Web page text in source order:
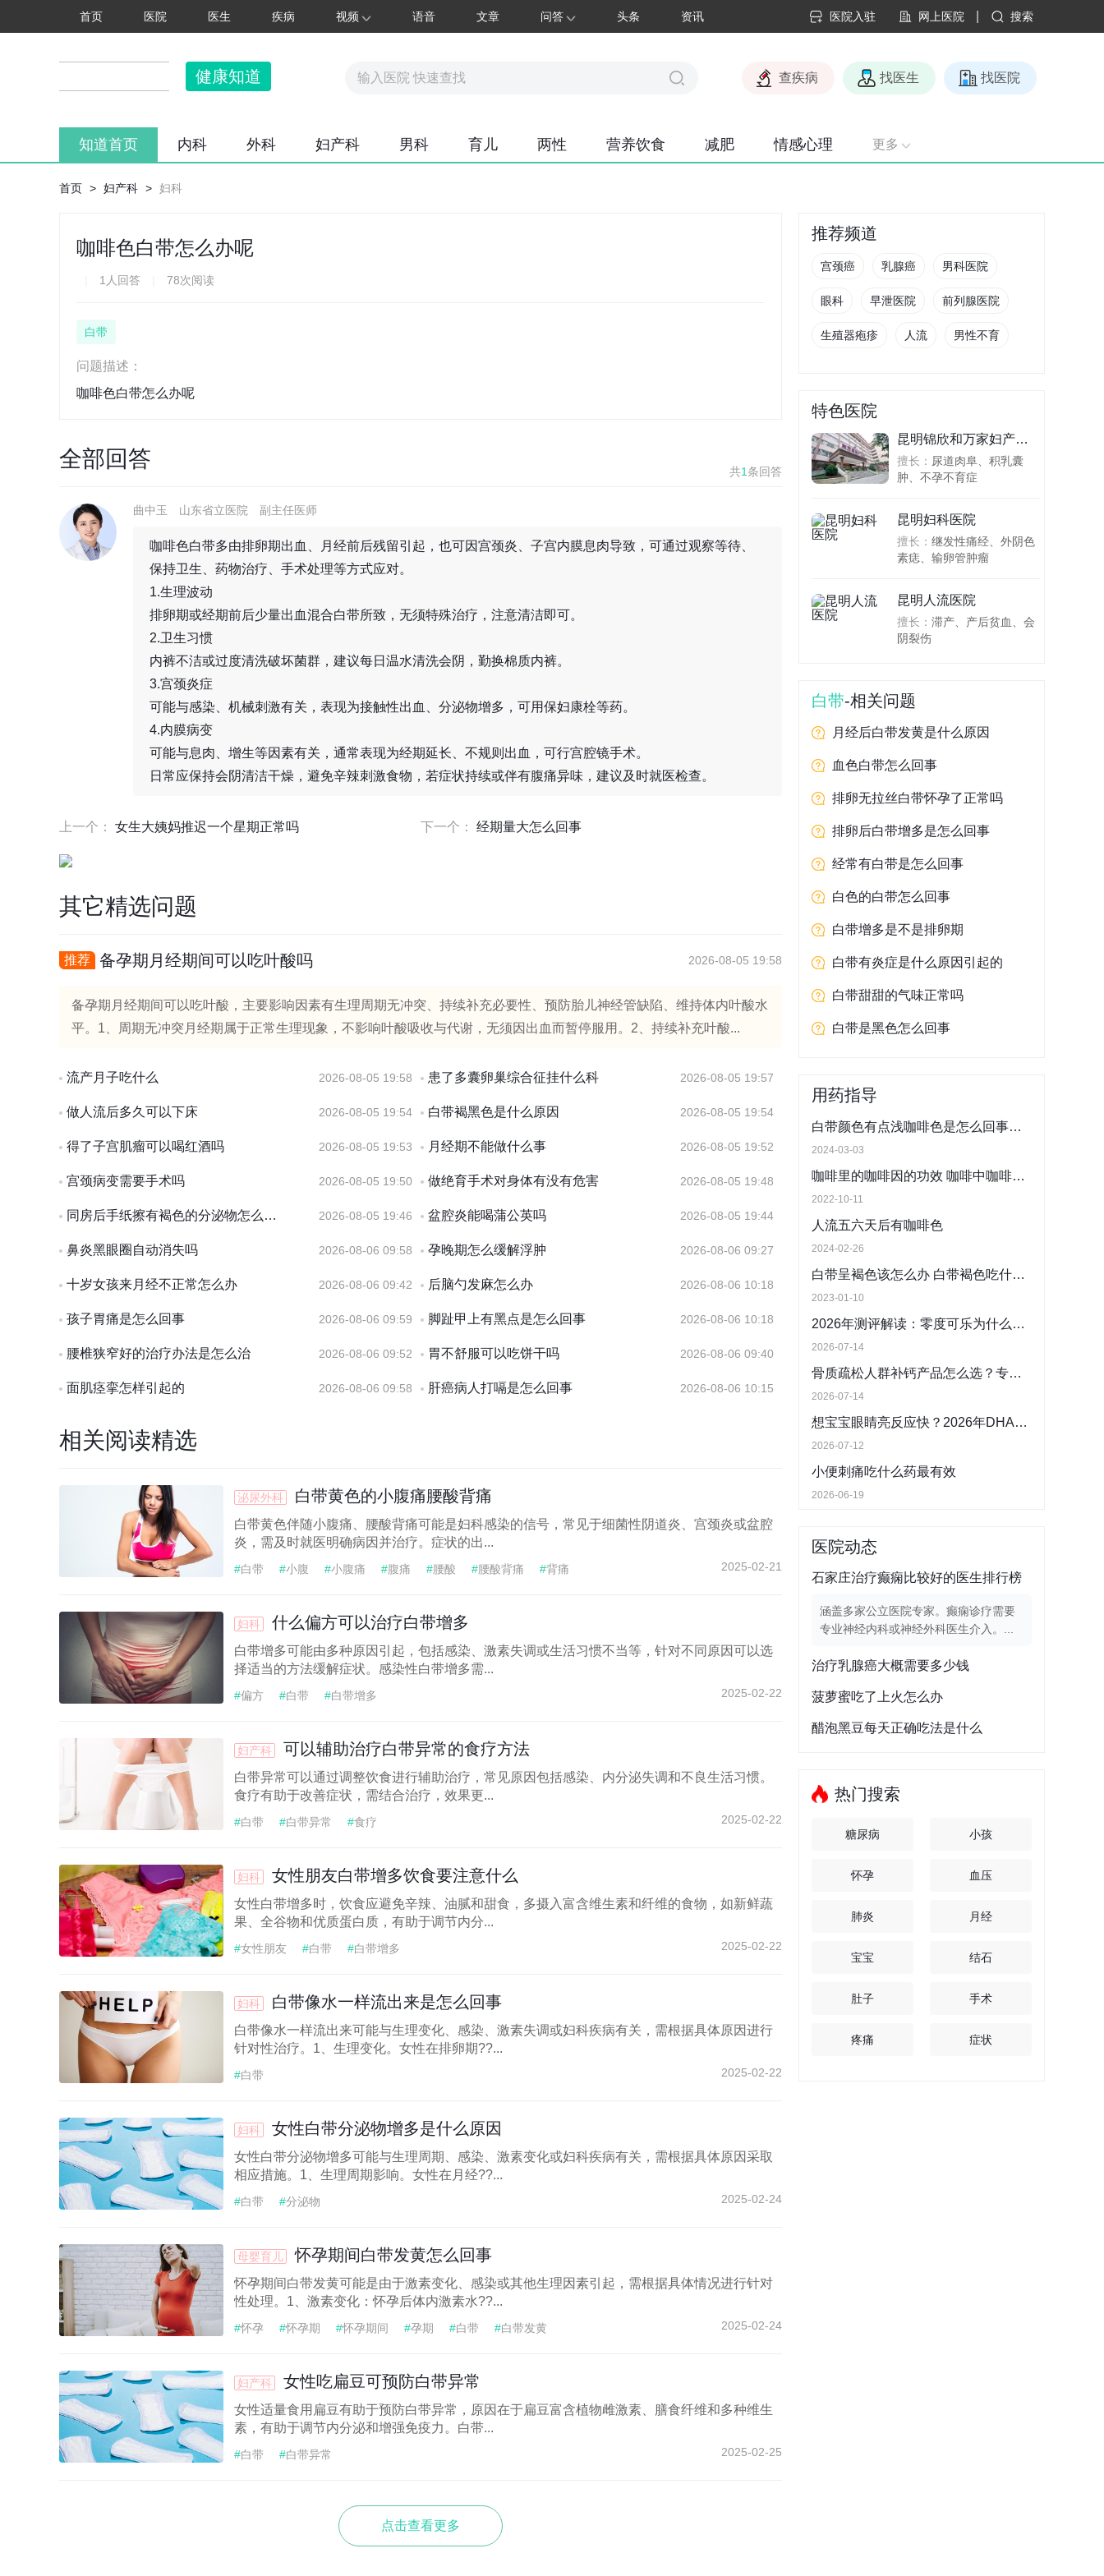
首页 医院 医生 疾病 视频 语音 文章 问答 头条 资讯 医院入驻 网上医院 搜索
健康知道 查疾病 找医生 找医院
知道首页 内科 外科 妇产科 男科 育儿 两性 营养饮食 减肥 情感心理 更多
首页 > 妇产科 > 妇科
咖啡色白带怎么办呢
1人回答 78次阅读
白带
问题描述：
咖啡色白带怎么办呢
全部回答 共1 条回答
曲中玉 山东省立医院 副主任医师
咖啡色白带多由排卵期出血、月经前后残留引起，也可因宫颈炎、子宫内膜息肉导致，可通过观察等待、
保持卫生、药物治疗、手术处理等方式应对。
1.生理波动
排卵期或经期前后少量出血混合白带所致，无须特殊治疗，注意清洁即可。
2.卫生习惯
内裤不洁或过度清洗破坏菌群，建议每日温水清洗会阴，勤换棉质内裤。
3.宫颈炎症
可能与感染、机械刺激有关，表现为接触性出血、分泌物增多，可用保妇康栓等药。
4.内膜病变
可能与息肉、增生等因素有关，通常表现为经期延长、不规则出血，可行宫腔镜手术。
日常应保持会阴清洁干燥，避免辛辣刺激食物，若症状持续或伴有腹痛异味，建议及时就医检查。
上一个： 女生大姨妈推迟一个星期正常吗 下一个： 经期量大怎么回事
其它精选问题
推荐 备孕期月经期间可以吃叶酸吗 2026-08-05 19:58
备孕期月经期间可以吃叶酸，主要影响因素有生理周期无冲突、持续补充必要性、预防胎儿神经管缺陷、维持体内叶酸水
平。1、周期无冲突月经期属于正常生理现象，不影响叶酸吸收与代谢，无须因出血而暂停服用。2、持续补充叶酸...
流产月子吃什么 2026-08-05 19:58 患了多囊卵巢综合征挂什么科 2026-08-05 19:57
做人流后多久可以下床 2026-08-05 19:54 白带褐黑色是什么原因 2026-08-05 19:54
得了子宫肌瘤可以喝红酒吗 2026-08-05 19:53 月经期不能做什么事 2026-08-05 19:52
宫颈病变需要手术吗 2026-08-05 19:50 做绝育手术对身体有没有危害 2026-08-05 19:48
同房后手纸擦有褐色的分泌物怎么回事 2026-08-05 19:46 盆腔炎能喝蒲公英吗 2026-08-05 19:44
鼻炎黑眼圈自动消失吗 2026-08-06 09:58 孕晚期怎么缓解浮肿 2026-08-06 09:27
十岁女孩来月经不正常怎么办 2026-08-06 09:42 后脑勺发麻怎么办 2026-08-06 10:18
孩子胃痛是怎么回事 2026-08-06 09:59 脚趾甲上有黑点是怎么回事 2026-08-06 10:18
腰椎狭窄好的治疗办法是怎么治 2026-08-06 09:52 胃不舒服可以吃饼干吗 2026-08-06 09:40
面肌痉挛怎样引起的 2026-08-06 09:58 肝癌病人打嗝是怎么回事 2026-08-06 10:15
相关阅读精选
泌尿外科 白带黄色的小腹痛腰酸背痛
白带黄色伴随小腹痛、腰酸背痛可能是妇科感染的信号，常见于细菌性阴道炎、宫颈炎或盆腔
炎，需及时就医明确病因并治疗。症状的出...
#白带 #小腹 #小腹痛 #腹痛 #腰酸 #腰酸背痛 #背痛 2025-02-21
妇科 什么偏方可以治疗白带增多
白带增多可能由多种原因引起，包括感染、激素失调或生活习惯不当等，针对不同原因可以选
择适当的方法缓解症状。感染性白带增多需...
#偏方 #白带 #白带增多 2025-02-22
妇产科 可以辅助治疗白带异常的食疗方法
白带异常可以通过调整饮食进行辅助治疗，常见原因包括感染、内分泌失调和不良生活习惯。
食疗有助于改善症状，需结合治疗，效果更...
#白带 #白带异常 #食疗 2025-02-22
妇科 女性朋友白带增多饮食要注意什么
女性白带增多时，饮食应避免辛辣、油腻和甜食，多摄入富含维生素和纤维的食物，如新鲜蔬
果、全谷物和优质蛋白质，有助于调节内分...
#女性朋友 #白带 #白带增多 2025-02-22
妇科 白带像水一样流出来是怎么回事
白带像水一样流出来可能与生理变化、感染、激素失调或妇科疾病有关，需根据具体原因进行
针对性治疗。1、生理变化。女性在排卵期??...
#白带 2025-02-22
妇科 女性白带分泌物增多是什么原因
女性白带分泌物增多可能与生理周期、感染、激素变化或妇科疾病有关，需根据具体原因采取
相应措施。1、生理周期影响。女性在月经??...
#白带 #分泌物 2025-02-24
母婴育儿 怀孕期间白带发黄怎么回事
怀孕期间白带发黄可能是由于激素变化、感染或其他生理因素引起，需根据具体情况进行针对
性处理。1、激素变化：怀孕后体内激素水??...
#怀孕 #怀孕期 #怀孕期间 #孕期 #白带 #白带发黄 2025-02-24
妇产科 女性吃扁豆可预防白带异常
女性适量食用扁豆有助于预防白带异常，原因在于扁豆富含植物雌激素、膳食纤维和多种维生
素，有助于调节内分泌和增强免疫力。白带...
#白带 #白带异常 2025-02-25
点击查看更多
推荐频道
宫颈癌 乳腺癌 男科医院
眼科 早泄医院 前列腺医院
生殖器疱疹 人流 男性不育
特色医院
昆明锦欣和万家妇产医院
擅长： 尿道肉阜、积乳囊
肿、不孕不育症
昆明妇科医院
擅长： 继发性痛经、外阴色
素痣、输卵管肿瘤
昆明人流医院
擅长： 滞产、产后贫血、会
阴裂伤
白带-相关问题
月经后白带发黄是什么原因
血色白带怎么回事
排卵无拉丝白带怀孕了正常吗
排卵后白带增多是怎么回事
经常有白带是怎么回事
白色的白带怎么回事
白带增多是不是排卵期
白带有炎症是什么原因引起的
白带甜甜的气味正常吗
白带是黑色怎么回事
用药指导
白带颜色有点浅咖啡色是怎么回事，怎么办
2024-03-03
咖啡里的咖啡因的功效 咖啡中咖啡因的作用！
2022-10-11
人流五六天后有咖啡色
2024-02-26
白带呈褐色该怎么办 白带褐色吃什么药治疗好
2023-01-10
2026年测评解读：零度可乐为什么和普通可乐一样甜？揭秘减糖不减甜零卡还甜的无糖饮品真相
2026-07-14
骨质疏松人群补钙产品怎么选？专家建议首提“硬度+韧性”双标准
2026-07-14
想宝宝眼睛亮反应快？2026年DHA含量充足奶粉盘点：认准新国标，照着买不出错
2026-07-12
小便刺痛吃什么药最有效
2026-06-19
医院动态
石家庄治疗癫痫比较好的医生排行榜
涵盖多家公立医院专家。癫痫诊疗需要
专业神经内科或神经外科医生介入。...
治疗乳腺癌大概需要多少钱
菠萝蜜吃了上火怎么办
醋泡黑豆每天正确吃法是什么
热门搜索
糖尿病 小孩
怀孕 血压
肺炎 月经
宝宝 结石
肚子 手术
疼痛 症状